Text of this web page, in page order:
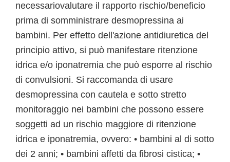
necessariovalutare il rapporto rischio/beneficio
prima di somministrare desmopressina ai
bambini. Per effetto dell'azione antidiuretica del
principio attivo, si può manifestare ritenzione
idrica e/o iponatremia che può esporre al rischio
di convulsioni. Si raccomanda di usare
desmopressina con cautela e sotto stretto
monitoraggio nei bambini che possono essere
soggetti ad un rischio maggiore di ritenzione
idrica e iponatremia, ovvero: • bambini al di sotto
dei 2 anni; • bambini affetti da fibrosi cistica; •